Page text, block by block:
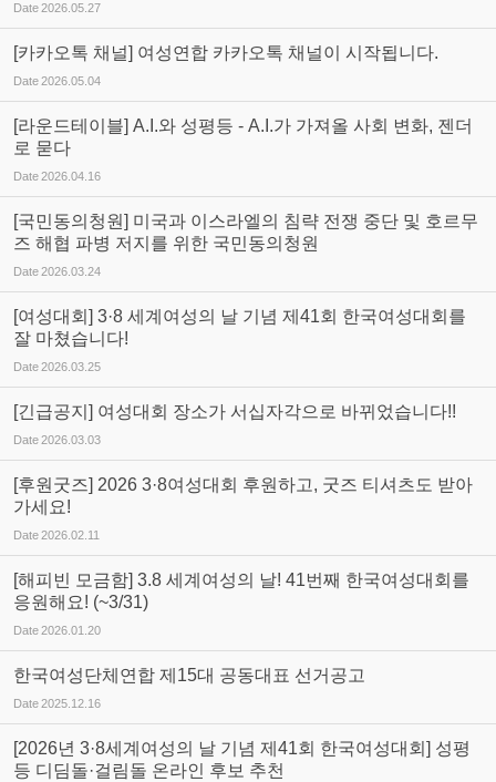
Date2026.05.27
[카카오톡 채널] 여성연합 카카오톡 채널이 시작됩니다.
Date2026.05.04
[라운드테이블] A.I.와 성평등 - A.I.가 가져올 사회 변화, 젠더
로 묻다
Date2026.04.16
[국민동의청원] 미국과 이스라엘의 침략 전쟁 중단 및 호르무
즈 해협 파병 저지를 위한 국민동의청원
Date2026.03.24
[여성대회] 3·8 세계여성의 날 기념 제41회 한국여성대회를
잘 마쳤습니다!
Date2026.03.25
[긴급공지] 여성대회 장소가 서십자각으로 바뀌었습니다!!
Date2026.03.03
[후원굿즈] 2026 3·8여성대회 후원하고, 굿즈 티셔츠도 받아
가세요!
Date2026.02.11
[해피빈 모금함] 3.8 세계여성의 날! 41번째 한국여성대회를
응원해요! (~3/31)
Date2026.01.20
한국여성단체연합 제15대 공동대표 선거공고
Date2025.12.16
[2026년 3·8세계여성의 날 기념 제41회 한국여성대회] 성평
등 디딤돌·걸림돌 온라인 후보 추천